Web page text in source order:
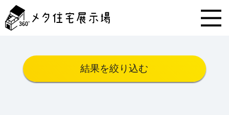
タ
住
結果を絞り込む